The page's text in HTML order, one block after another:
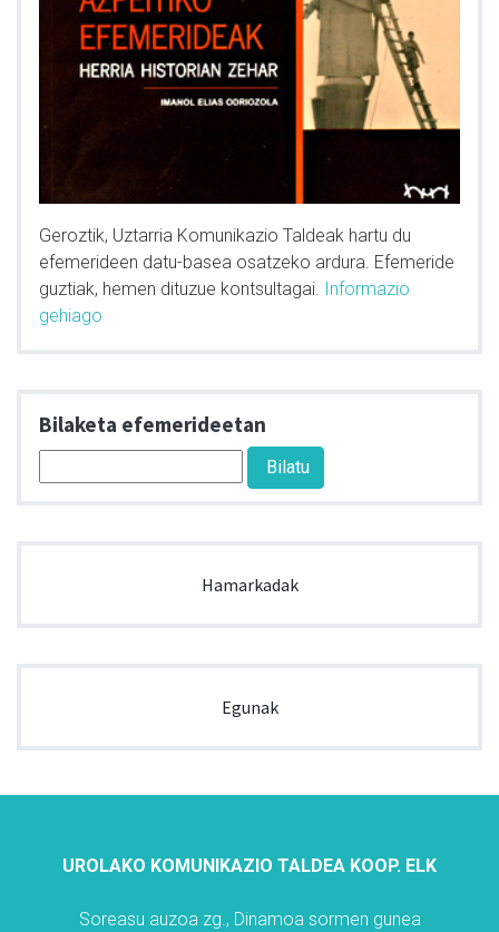
Geroztik, Uztarria Komunikazio Taldeak hartu du
efemerideen datu-basea osatzeko ardura. Efemeride
guztiak, hemen dituzue kontsultagai. Informazio
gehiago
Bilaketa efemerideetan
Hamarkadak
Egunak
UROLAKO KOMUNIKAZIO TALDEA KOOP. ELK
Soreasu auzoa zg., Dinamoa sormen gunea